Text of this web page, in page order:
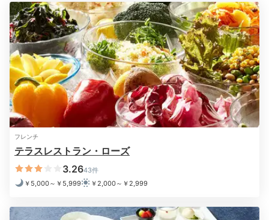
夕食は、「テラスレストラン ローズ」のフレンチコー
スを開放的なテラス席で。「常盤牛」を始めとする茨城
食材を使ったフレンチを頬張り、彼と語らう時間はなん
とも贅沢♪その他、館内には和食・鉄板焼き・中華のお
店もありますよ。
Night
20:00
スイーツとコーヒーで
※設備・アメニティは、確認が取れている情報を表示しています。
フレンチ
テラスレストラン・ローズ
3.2643件
￥5,000～￥5,999
￥2,000～￥2,999